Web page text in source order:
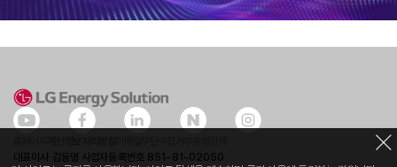
대표이사 김동명 사업자등록번호 851-81-02050